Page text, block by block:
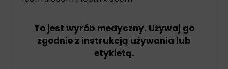
To jest wyrób medyczny. Używaj go
zgodnie z instrukcją używania lub
etykietą.